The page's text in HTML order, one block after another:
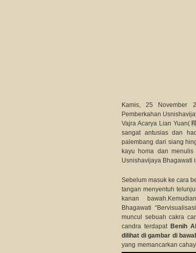
Kamis, 25 November
Pemberkahan
Vajra Acarya Lian Yuan(
sangat antusias dan
palembang dari siang
kayu homa dan
Usnishavijaya Bhagawati
Sebelum masuk ke cara
tangan menyentuh
kanan bawah.
Bhagawati
muncul sebuah cakra
candra terdapat Benih
dilihat di gambar di
yang memancarkan